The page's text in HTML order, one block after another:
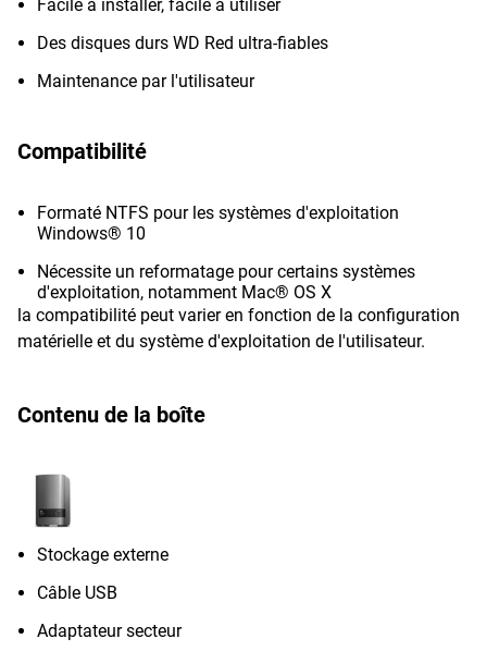
Facile à installer, facile à utiliser
Des disques durs WD Red ultra-fiables
Maintenance par l'utilisateur
Compatibilité
Formaté NTFS pour les systèmes d'exploitation
Windows® 10
Nécessite un reformatage pour certains systèmes
d'exploitation, notamment Mac® OS X
la compatibilité peut varier en fonction de la configuration
matérielle et du système d'exploitation de l'utilisateur.
Contenu de la boîte
Stockage externe
Câble USB
Adaptateur secteur